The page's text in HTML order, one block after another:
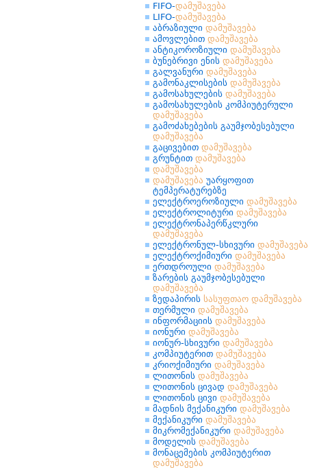
FIFO-დამუშავება
LIFO-დამუშავება
აბრაზიული დამუშავება
ამოვლებით დამუშავება
ანტიკოროზიული დამუშავება
ბუნებრივი ენის დამუშავება
გალვანური დამუშავება
გამონაკლისების დამუშავება
გამოსახულების დამუშავება
გამოსახულების კომპიუტერული
დამუშავება
გამოძახებების გაუმჯობესებული
დამუშავება
გაცივებით დამუშავება
გრუნტით დამუშავება
დამუშავება
დამუშავება უარყოფით
ტემპერატურებზე
ელექტროეროზიული დამუშავება
ელექტროლიტური დამუშავება
ელექტრონაპერწკლური
დამუშავება
ელექტრონულ-სხივური დამუშავება
ელექტროქიმიური დამუშავება
ერთდროული დამუშავება
ზარების გაუმჯობესებული
დამუშავება
ზედაპირის სასუფთაო დამუშავება
თერმული დამუშავება
ინფორმაციის დამუშავება
იონური დამუშავება
იონურ-სხივური დამუშავება
კომპიუტერით დამუშავება
კრიოქიმიური დამუშავება
ლითონის დამუშავება
ლითონის ცივად დამუშავება
ლითონის ცივი დამუშავება
მადნის მექანიკური დამუშავება
მექანიკური დამუშავება
მიკრომექანიკური დამუშავება
მოდელის დამუშავება
მონაცემების კომპიუტერით
დამუშავება